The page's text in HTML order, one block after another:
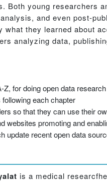
Both young researchers
and even post-
what they learned about
analyzing data,
for doing open data research
each chapter
so that they can use their
websites promoting and
update recent open data
is a medical